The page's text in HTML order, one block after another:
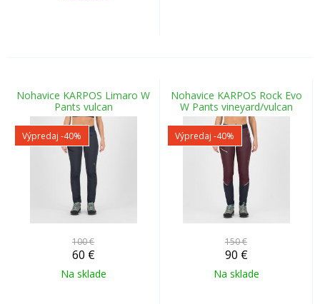
Nohavice KARPOS Limaro W
Pants vulcan
Výpredaj -40%
100 €
60 €
Na sklade
Nohavice KARPOS Rock Evo
W Pants vineyard/vulcan
Výpredaj -40%
150 €
90 €
Na sklade